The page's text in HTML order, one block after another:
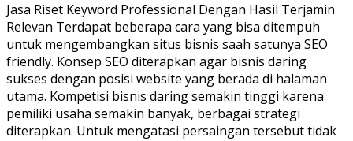
Jasa Riset Keyword Professional Dengan Hasil Terjamin
Relevan Terdapat beberapa cara yang bisa ditempuh
untuk mengembangkan situs bisnis saah satunya SEO
friendly. Konsep SEO diterapkan agar bisnis daring
sukses dengan posisi website yang berada di halaman
utama. Kompetisi bisnis daring semakin tinggi karena
pemiliki usaha semakin banyak, berbagai strategi
diterapkan. Untuk mengatasi persaingan tersebut tidak